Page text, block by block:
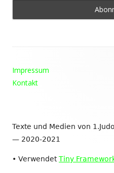
Inhalt
Impressum
Kontakt
Texte und Medien von
— 2020-2021
• VerwendetTiny